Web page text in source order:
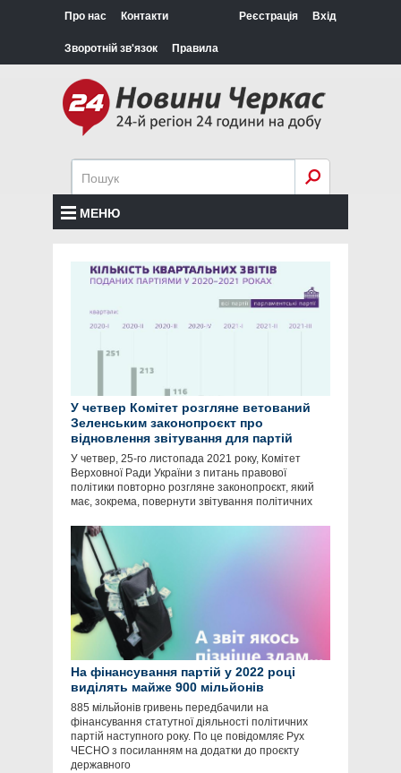
Про нас Контакти
Зворотній зв'язок Правила
Реєстрація Вхід
МЕНЮ
У четвер Комітет розгляне ветований
Зеленським законопроєкт про
відновлення звітування для партій
У четвер, 25-го листопада 2021 року, Комітет
Верховної Ради України з питань правової
політики повторно розгляне законопроєкт, який
має, зокрема, повернути звітування політичних
На фінансування партій у 2022 році
виділять майже 900 мільйонів
885 мільйонів гривень передбачили на
фінансування статутної діяльності політичних
партій наступного року. По це повідомляє Рух
ЧЕСНО з посиланням на додатки до проєкту
державного